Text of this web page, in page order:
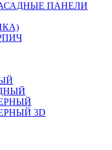
ПАНЕЛИ
3D